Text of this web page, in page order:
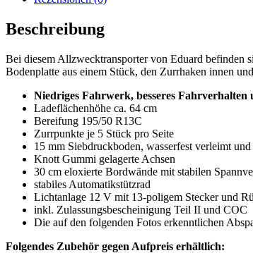
Beschreibung
Bei diesem Allzwecktransporter von Eduard befinden
Bodenplatte aus einem Stück, den Zurrhaken innen
Niedriges Fahrwerk, besseres
Ladeflächenhöhe ca. 64 cm
Bereifung 195/50 R13C
Zurrpunkte je 5 Stück pro Seite
15 mm Siebdruckboden, wasserfest verleimt
Knott Gummi gelagerte Achsen
30 cm eloxierte Bordwände mit stabilen
stabiles Automatikstützrad
Lichtanlage 12 V mit 13-poligem Stecker und
inkl. Zulassungsbescheinigung Teil II und COC
Die auf den folgenden Fotos erkenntlichen
Folgendes Zubehör gegen Aufpreis erhältlich: